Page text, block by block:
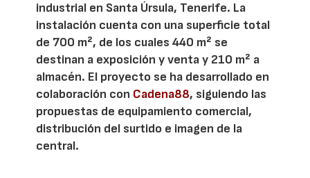
industrial en Santa Úrsula, Tenerife. La
instalación cuenta con una superficie total
de 700 m², de los cuales 440 m² se
destinan a exposición y venta y 210 m² a
almacén. El proyecto se ha desarrollado en
colaboración con Cadena88, siguiendo las
propuestas de equipamiento comercial,
distribución del surtido e imagen de la
central.